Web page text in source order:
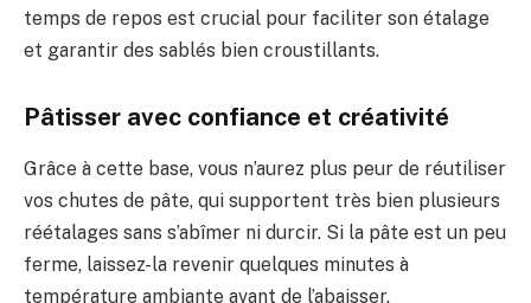
temps de repos est crucial pour faciliter son étalage
et garantir des sablés bien croustillants.
Pâtisser avec confiance et créativité
Grâce à cette base, vous n’aurez plus peur de réutiliser
vos chutes de pâte, qui supportent très bien plusieurs
réétalages sans s’abîmer ni durcir. Si la pâte est un peu
ferme, laissez-la revenir quelques minutes à
température ambiante avant de l’abaisser.